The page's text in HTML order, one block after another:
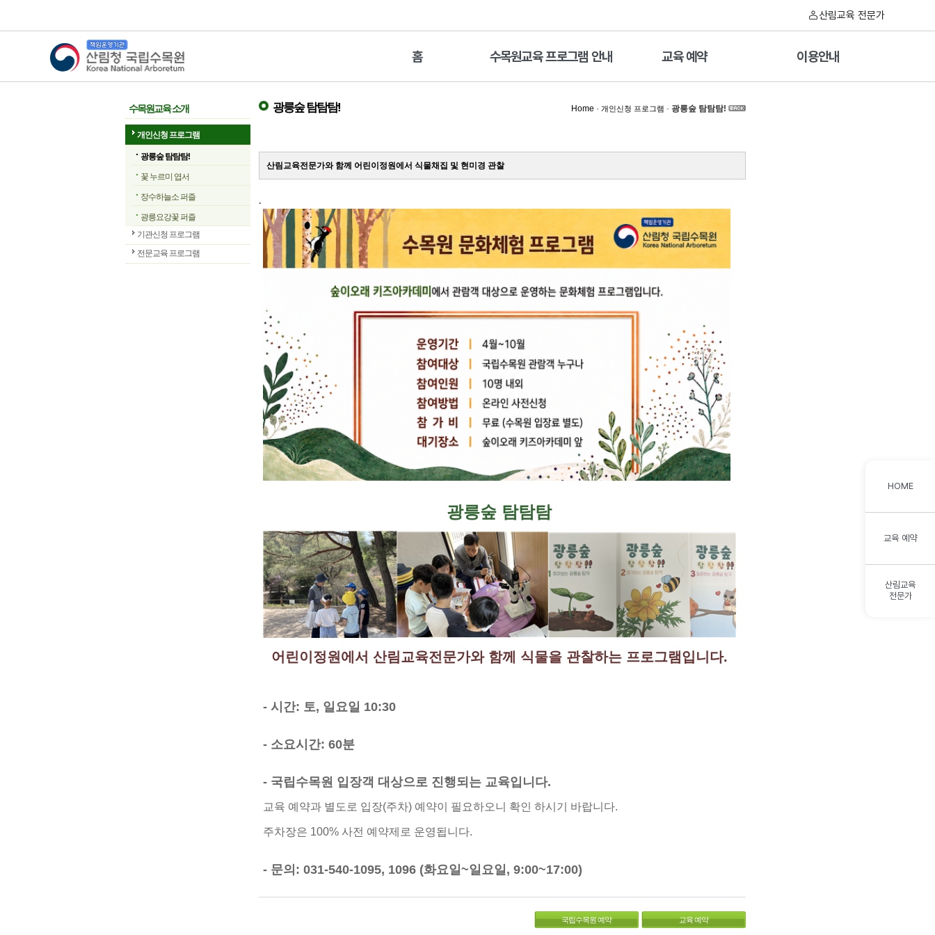
산림교육 전문가
산림청 국립수목원
홈 수목원교육 프로그램 안내 교육 예약 이용안내
수목원교육 소개
개인신청 프로그램
광릉숲 탐탐탐!
꽃 누르미 엽서
장수하늘소 퍼즐
광릉요강꽃 퍼즐
기관신청 프로그램
전문교육 프로그램
Home · 개인신청 프로그램 · 광릉숲 탐탐탐!
광릉숲 탐탐탐!
산림교육전문가와 함께 어린이정원에서 식물채집 및 현미경 관찰
.
광릉숲 탐탐탐
어린이정원에서 산림교육전문가와 함께 식물을 관찰하는 프로그램입니다.
- 시간: 토, 일요일 10:30
- 소요시간: 60분
- 국립수목원 입장객 대상으로 진행되는 교육입니다.
교육 예약과 별도로 입장(주차) 예약이 필요하오니 확인 하시기 바랍니다.
주차장은 100% 사전 예약제로 운영됩니다.
- 문의: 031-540-1095, 1096 (화요일~일요일, 9:00~17:00)
교육 예약
국립수목원 예약
HOME
교육 예약
산림교육
전문가